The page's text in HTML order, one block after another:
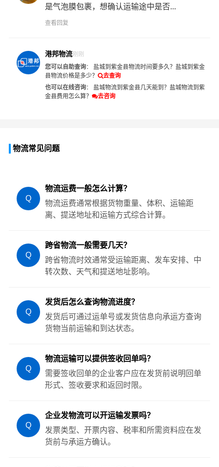
是气泡膜包裹，想确认运输途中是否...
查看回复
港邦物流刚刚
您可以自助查询： 盐城到紫金县物流时间要多久？ 盐城到紫金
县物流价格是多少？
去查询
也可以在线咨询： 盐城物流到紫金县几天能到？ 盐城物流到紫
金县费用怎么算？
去咨询
物流常见问题
Q
物流运费一般怎么计算？
物流运费通常根据货物重量、体积、运输距
离、提送地址和运输方式综合计算。
Q
跨省物流一般需要几天？
跨省物流时效通常受运输距离、发车安排、中
转次数、天气和提送地址影响。
Q
发货后怎么查询物流进度？
发货后可通过运单号或发货信息向承运方查询
货物当前运输和到达状态。
Q
物流运输可以提供签收回单吗？
需要签收回单的企业客户应在发货前说明回单
形式、签收要求和返回时限。
Q
企业发物流可以开运输发票吗？
发票类型、开票内容、税率和所需资料应在发
货前与承运方确认。